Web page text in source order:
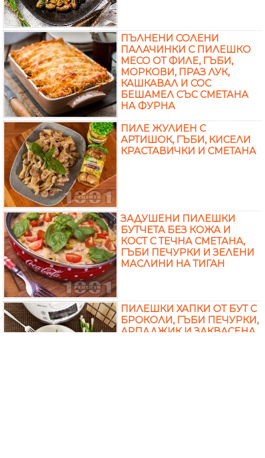
ПЪЛНЕНИ СОЛЕНИ
ПАЛАЧИНКИ С ПИЛЕШКО
МЕСО ОТ ФИЛЕ, ГЪБИ,
МОРКОВИ, ПРАЗ ЛУК,
КАШКАВАЛ И СОС
БЕШАМЕЛ СЪС СМЕТАНА
НА ФУРНА
ПИЛЕ ЖУЛИЕН С
АРТИШОК, ГЪБИ, КИСЕЛИ
КРАСТАВИЧКИ И СМЕТАНА
ЗАДУШЕНИ ПИЛЕШКИ
БУТЧЕТА БЕЗ КОЖА И
КОСТ С ТЕЧНА СМЕТАНА,
ГЪБИ ПЕЧУРКИ И ЗЕЛЕНИ
МАСЛИНИ НА ТИГАН
ПИЛЕШКИ ХАПКИ ОТ БУТ С
БРОКОЛИ, ГЪБИ ПЕЧУРКИ,
АРПАДЖИК И ЗАКВАСЕНА